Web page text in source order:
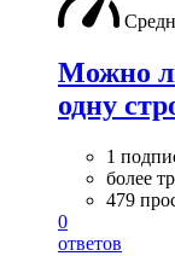
Можно
одну
1
более
479
0
ответов